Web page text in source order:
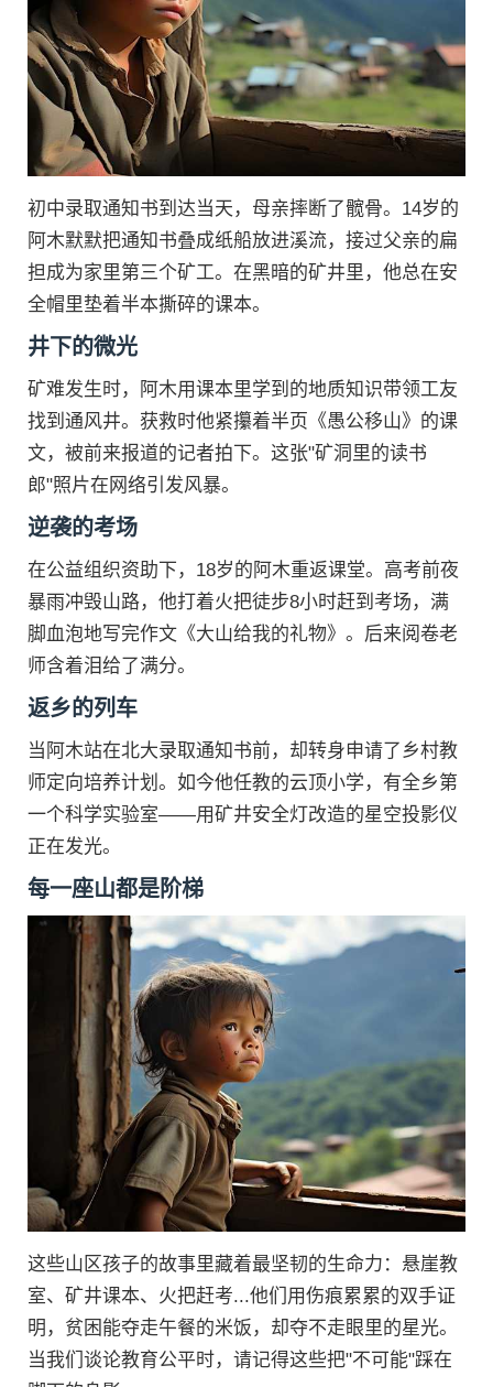
初中录取通知书到达当天，母亲摔断了髋骨。14岁的
阿木默默把通知书叠成纸船放进溪流，接过父亲的扁
担成为家里第三个矿工。在黑暗的矿井里，他总在安
全帽里垫着半本撕碎的课本。
井下的微光
矿难发生时，阿木用课本里学到的地质知识带领工友
找到通风井。获救时他紧攥着半页《愚公移山》的课
文，被前来报道的记者拍下。这张"矿洞里的读书
郎"照片在网络引发风暴。
逆袭的考场
在公益组织资助下，18岁的阿木重返课堂。高考前夜
暴雨冲毁山路，他打着火把徒步8小时赶到考场，满
脚血泡地写完作文《大山给我的礼物》。后来阅卷老
师含着泪给了满分。
返乡的列车
当阿木站在北大录取通知书前，却转身申请了乡村教
师定向培养计划。如今他任教的云顶小学，有全乡第
一个科学实验室——用矿井安全灯改造的星空投影仪
正在发光。
每一座山都是阶梯
这些山区孩子的故事里藏着最坚韧的生命力：悬崖教
室、矿井课本、火把赶考...他们用伤痕累累的双手证
明，贫困能夺走午餐的米饭，却夺不走眼里的星光。
当我们谈论教育公平时，请记得这些把"不可能"踩在